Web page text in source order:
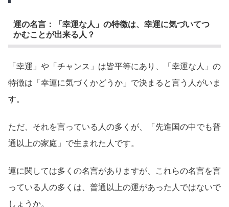
運の名言：「幸運な人」の特徴は、幸運に気づいてつ
かむことが出来る人？
「幸運」や「チャンス」は皆平等にあり、「幸運な人」の
特徴は「幸運に気づくかどうか」で決まると言う人がいま
す。
ただ、それを言っている人の多くが、「先進国の中でも普
通以上の家庭」で生まれた人です。
運に関しては多くの名言がありますが、これらの名言を言
っている人の多くは、普通以上の運があった人ではないで
しょうか。